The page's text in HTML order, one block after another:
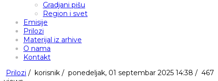
Gradjani pišu
Region i svet
Emisije
Prilozi
Materijal iz arhive
O nama
Kontakt
Prilozi / korisnik / ponedeljak, 01 septembar 2025 14:38 / 467